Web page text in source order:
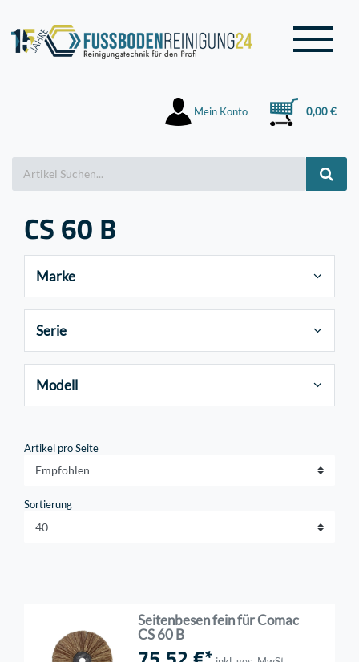
Mein Konto 0,00 €
CS 60 B
Marke
Serie
Modell
Artikel pro Seite
Sortierung
Seitenbesen fein für Comac
CS 60 B